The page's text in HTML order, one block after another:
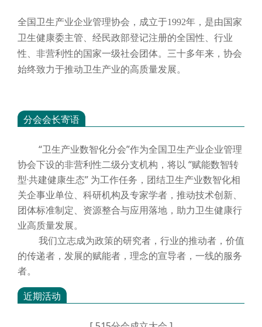
全国卫生产业企业管理协会，成立于1992年，是由国家
卫生健康委主管、经民政部登记注册的全国性、行业
性、非营利性的国家一级社会团体。三十多年来，协会
始终致力于推动卫生产业的高质量发展。
分会会长寄语
“卫生产业数智化分会”作为全国卫生产业企业管理
协会下设的非营利性二级分支机构，将以 “赋能数智转
型·共建健康生态” 为工作任务，团结卫生产业数智化相
关企事业单位、科研机构及专家学者，推动技术创新、
团体标准制定、资源整合与应用落地，助力卫生健康行
业高质量发展。
我们立志成为政策的研究者，行业的推动者，价值
的传递者，发展的赋能者，理念的宣导者，一线的服务
者。
近期活动